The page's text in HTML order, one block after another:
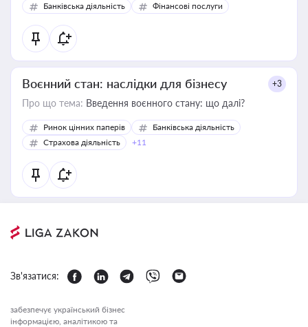
Банківська діяльність Фінансові послуги
Воєнний стан: наслідки для бізнесу +3
Про що тема: Введення воєнного стану: що далі?
Ринок цінних паперів
Банківська діяльність
Страхова діяльність
+11
Зв'язатися:
забезпечує український бізнес
інформацією, аналітикою та